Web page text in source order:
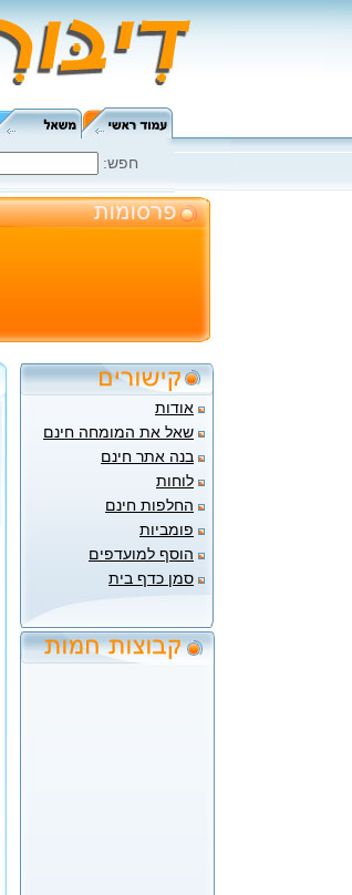
:חפש
אודות
שאל את המומחה חינם
בנה אתר חינם
לוחות
החלפות חינם
פומביות
הוסף למועדפים
סמן כדף בית